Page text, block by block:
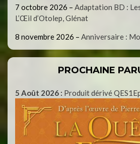
7 octobre 2026 – Adaptation BD :
L’Œil d’Otolep, Glénat
8 novembre 2026 – Anniversaire :
PROCHAINE
5 Août 2026 : Produit dérivé